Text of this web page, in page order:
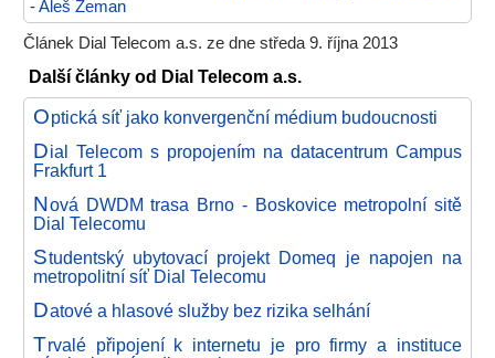
-Aleš Zeman
Článek Dial Telecom a.s. ze dne středa 9. října 2013
Další články od Dial Telecom a.s.
Optická síť jako konvergenční médium budoucnosti
Dial Telecom s propojením na datacentrum Campus
Frakfurt 1
Nová DWDM trasa Brno - Boskovice metropolní sitě
Dial Telecomu
Studentský ubytovací projekt Domeq je napojen na
metropolitní síť Dial Telecomu
Datové a hlasové služby bez rizika selhání
Trvalé připojení k internetu je pro firmy a instituce